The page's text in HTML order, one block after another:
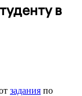
в
задания по